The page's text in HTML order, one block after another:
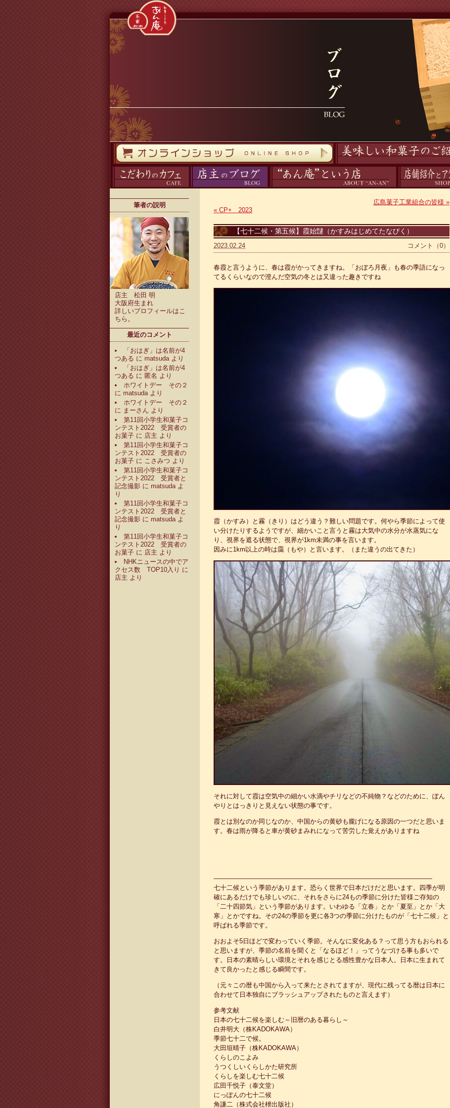
筆者の説明
店主 松田 明
大阪府生まれ
詳しいプロフィールはこ
ちら 。
最近のコメント
「おはぎ」は名前が4
つある に matsudaより
「おはぎ」は名前が4
つある に 匿名 より
ホワイトデー その２
に matsudaより
ホワイトデー その２
に まーさん より
第11回小学生和菓子コ
ンテスト2022 受賞者の
お菓子 に 店主 より
第11回小学生和菓子コ
ンテスト2022 受賞者の
お菓子 に こさみつ より
第11回小学生和菓子コ
ンテスト2022 受賞者と
記念撮影 に matsudaよ
り
第11回小学生和菓子コ
ンテスト2022 受賞者と
記念撮影 に matsudaよ
り
第11回小学生和菓子コ
ンテスト2022 受賞者の
お菓子 に 店主 より
NHKニュースの中でア
クセス数 TOP10入り に
店主 より
広島菓子工業組合の皆様 »
« CP+ 2023
【七十二候・第五候】霞始靆（かすみはじめてたなびく）
コメント（0）
2023.02.24
春霞と言うように、春は霞がかってきますね。「おぼろ月夜」も春の季語になっ
てるくらいなので澄んだ空気の冬とは又違った趣きですね
霞（かすみ）と霧（きり）はどう違う？難しい問題です。何やら季節によって使
い分けたりするようですが、細かいこと言うと霧は大気中の水分が水蒸気にな
り、視界を遮る状態で、視界が1km未満の事を言います。
因みに1km以上の時は靄（もや）と言います。（また違うの出てきた）
それに対して霞は空気中の細かい水滴やチリなどの不純物？などのために、ぼん
やりとはっきりと見えない状態の事です。
霞とは別なのか同じなのか、中国からの黄砂も朧げになる原因の一つだと思いま
す。春は雨が降ると車が黄砂まみれになって苦労した覚えがありますね
——————————————————————————————————
七十二候という季節があります。恐らく世界で日本だけだと思います。四季が明
確にあるだけでも珍しいのに、それをさらに24もの季節に分けた皆様ご存知の
「二十四節気」という季節があります。いわゆる「立春」とか「夏至」とか「大
寒」とかですね。その24の季節を更に各3つの季節に分けたものが「七十二候」と
呼ばれる季節です。
おおよそ5日ほどで変わっていく季節。そんなに変化ある？って思う方もおられる
と思いますが、季節の名前を聞くと「なるほど！」ってうなづける事も多いで
す。日本の素晴らしい環境とそれを感じとる感性豊かな日本人。日本に生まれて
きて良かったと感じる瞬間です。
（元々この暦も中国から入って来たとされてますが、現代に残ってる暦は日本に
合わせて日本独自にブラッシュアップされたものと言えます）
参考文献
日本の七十二候を楽しむ～旧暦のある暮らし～
白井明大（株KADOKAWA）
季節七十二で候。
大田垣晴子（株KADOKAWA）
くらしのこよみ
うつくしいくらしかた研究所
くらしを楽しむ七十二候
広田千悦子（泰文堂）
にっぽんの七十二候
角謙二（株式会社枻出版社）